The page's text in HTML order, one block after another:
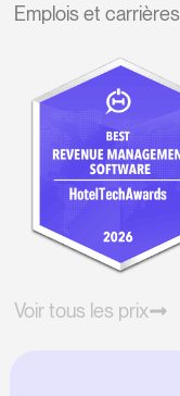
Emplois et carrières
Voir tous les prix